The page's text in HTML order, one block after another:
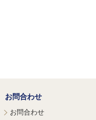
お問合わせ
お問合わせ